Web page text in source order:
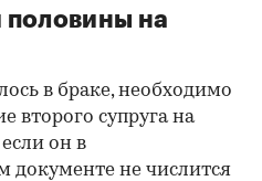
половины на
в браке, необходимо
второго супруга на
он в
документе не числится